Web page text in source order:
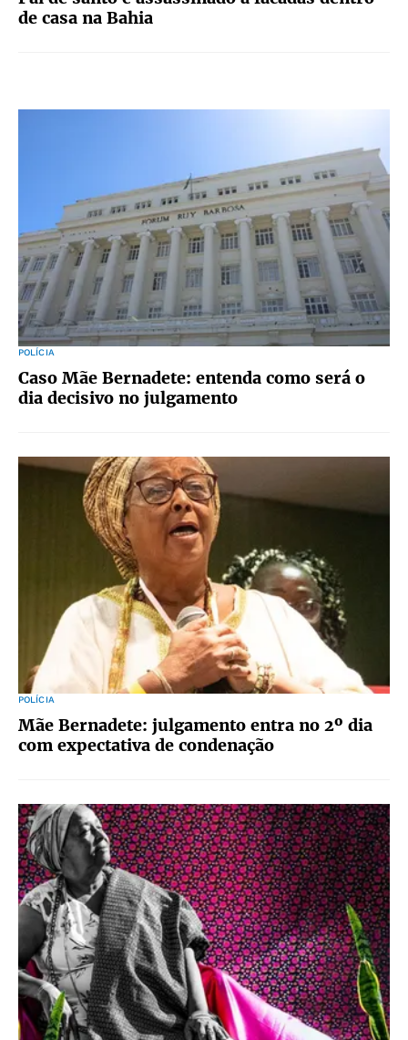
de casa na Bahia
POLÍCIA
Caso Mãe Bernadete: entenda como será o
dia decisivo no julgamento
POLÍCIA
Mãe Bernadete: julgamento entra no 2º dia
com expectativa de condenação